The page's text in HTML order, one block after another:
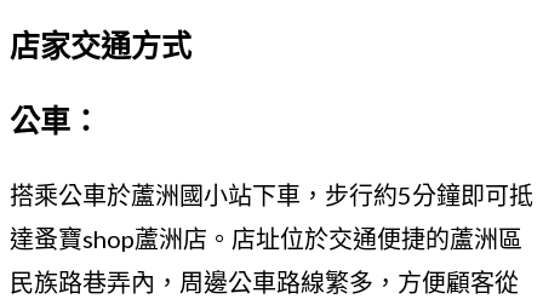
店家交通方式
公車：
搭乘公車於蘆洲國小站下車，步行約5分鐘即可抵
達蚤寶shop蘆洲店。店址位於交通便捷的蘆洲區
民族路巷弄內，周邊公車路線繁多，方便顧客從